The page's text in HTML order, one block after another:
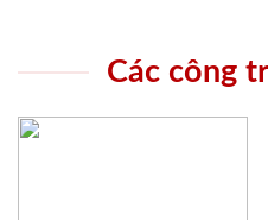
Các công